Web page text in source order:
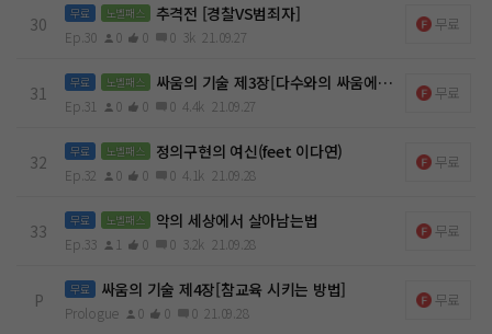
30
무료 노벨패스 추격전 [경찰VS범죄자]
Ep.30 0 0 0 3k 21.09.27
무료
31
무료 노벨패스 싸움의 기술 제3장[다수와의 싸움에서 살아남는법]
Ep.31 0 0 0 4.4k 21.09.27
무료
32
무료 노벨패스 정의구현의 여신(feet 이다연)
Ep.32 0 0 0 4.1k 21.09.28
무료
33
무료 노벨패스 악의 세상에서 살아남는법
Ep.33 1 0 0 3.2k 21.09.28
무료
P
무료 싸움의 기술 제4장[참교육 시키는 방법]
Prologue 0 0 0 21.09.28
무료